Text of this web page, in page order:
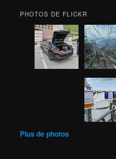
PHOTOS DE FLICKR
Plus de photos